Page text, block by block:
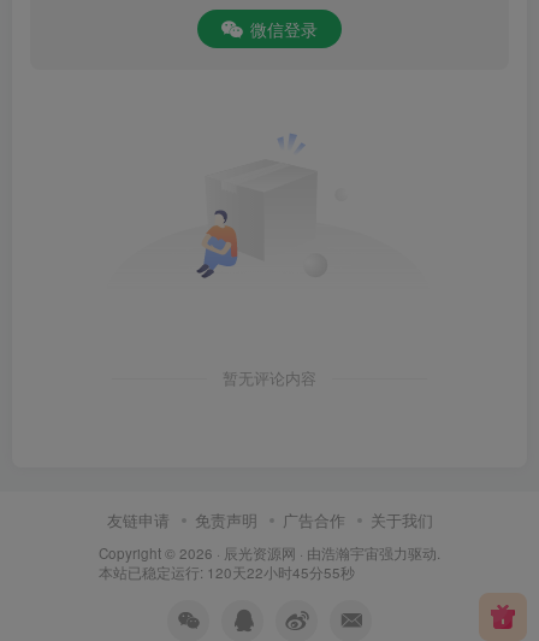
微信登录
暂无评论内容
友链申请 免责声明 广告合作 关于我们
Copyright © 2026 · 辰光资源网 · 由浩瀚宇宙强力驱动.
本站已稳定运行: 120天22小时45分56秒